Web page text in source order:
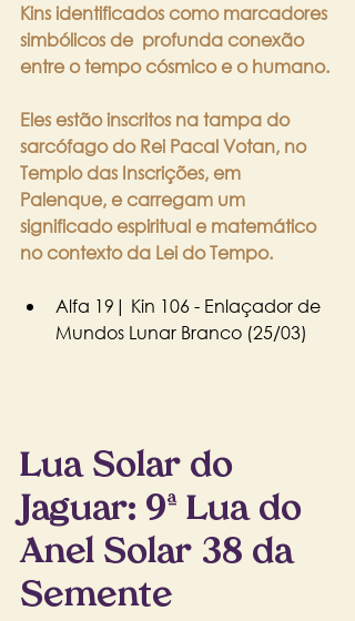
Kins identificados como marcadores
simbólicos de  profunda conexão
entre o tempo cósmico e o humano.
Eles estão inscritos na tampa do
sarcófago do Rei Pacal Votan, no
Templo das Inscrições, em
Palenque, e carregam um
significado espiritual e matemático
no contexto da Lei do Tempo.
Alfa 19| Kin 106 - Enlaçador de
Mundos Lunar Branco (25/03)
Lua Solar do
Jaguar: 9ª Lua do
Anel Solar 38 da
Semente